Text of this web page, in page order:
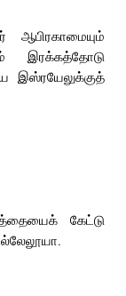
ஆபிரகாமையும்
இரக்கத்தோடு
இஸ்ரயேலுக்குத்
கேட்டு